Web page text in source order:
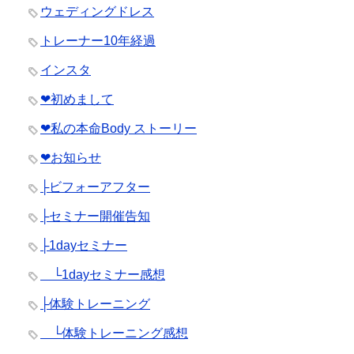
ウェディングドレス
トレーナー10年経過
インスタ
❤︎初めまして
❤︎私の本命Body ストーリー
❤︎お知らせ
├ビフォーアフター
├セミナー開催告知
├1dayセミナー
└1dayセミナー感想
├体験トレーニング
└体験トレーニング感想